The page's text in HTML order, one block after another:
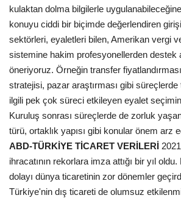
kulaktan dolma bilgilerle
konuyu ciddi bir biçimde değerlendiren
sektörleri, eyaletleri bilen, Amerikan vergi
sistemine hakim profesyonellerden destek
öneriyoruz. Örneğin transfer
stratejisi, pazar araştırması gibi
ilgili pek çok süreci etkileyen eyalet
Kuruluş sonrası süreçlerde de zorluk
türü, ortaklık yapısı gibi konular önem arz
ABD-TÜRKİYE TİCARET VERİLERİ
ihracatının rekorlara imza attığı bir yıl
dolayı dünya ticaretinin zor dönemler
Türkiye'nin dış ticareti de olumsuz